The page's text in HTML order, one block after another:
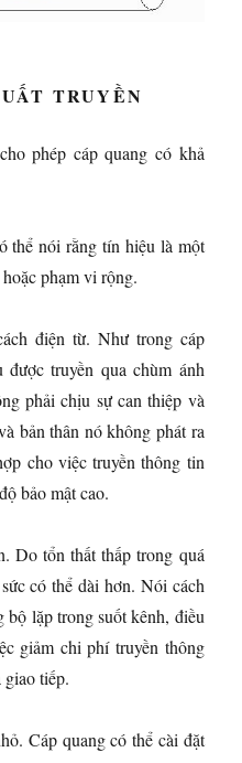
TRUYỀN
phép cáp quang có khả
thể nói rằng tín hiệu là một
phạm vi rộng.
điện từ. Như trong cáp
truyền qua chùm ánh
phải chịu sự can thiệp và
bản thân nó không phát ra
cho việc truyền thông tin
bảo mật cao.
Do tổn thất thấp trong quá
có thể dài hơn. Nói cách
bộ lặp trong suốt kênh, điều
giảm chi phí truyền thông
tiếp.
Cáp quang có thể cài đặt